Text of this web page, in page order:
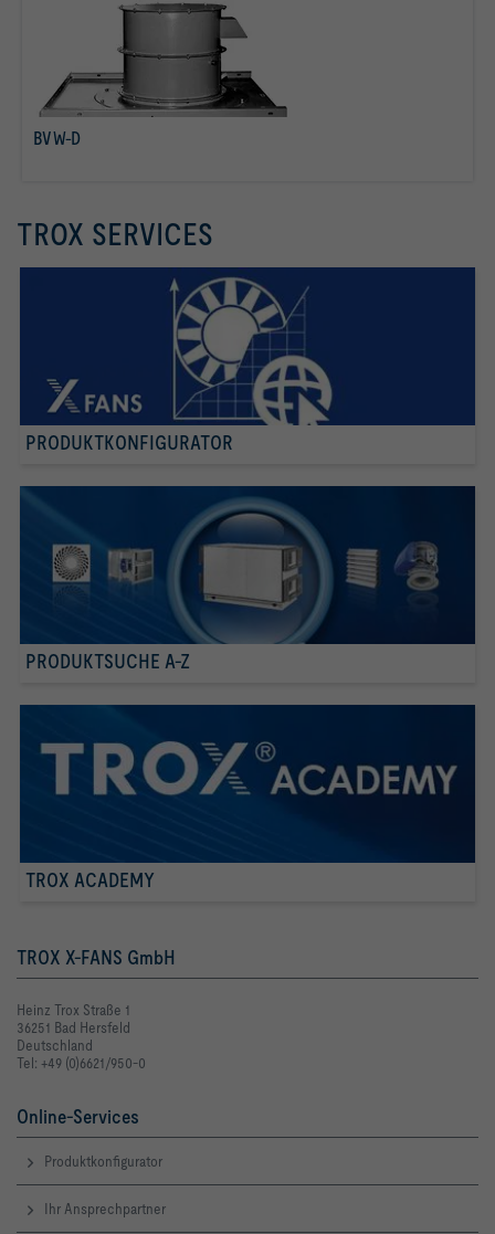
BVW-D
TROX SERVICES
PRODUKTKONFIGURATOR
PRODUKTSUCHE A-Z
TROX ACADEMY
TROX X-FANS GmbH
Heinz Trox Straße 1
36251 Bad Hersfeld
Deutschland
Tel: +49 (0)6621/950-0
Online-Services
Produktkonfigurator
Ihr Ansprechpartner